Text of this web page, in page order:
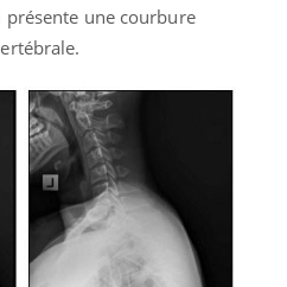
présente une courbure